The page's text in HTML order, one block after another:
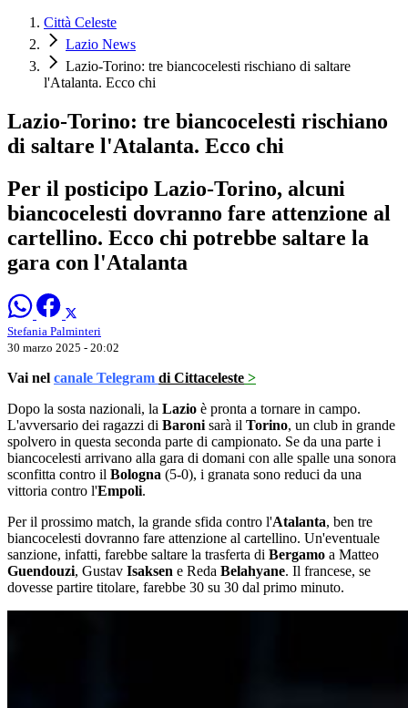
Città Celeste
Lazio News
Lazio-Torino: tre biancocelesti rischiano di saltare
l'Atalanta. Ecco chi
Lazio-Torino: tre biancocelesti rischiano
di saltare l'Atalanta. Ecco chi
Per il posticipo Lazio-Torino, alcuni
biancocelesti dovranno fare attenzione al
cartellino. Ecco chi potrebbe saltare la
gara con l'Atalanta
Stefania Palminteri
30 marzo 2025 - 20:02
Vai nel canale Telegram di Cittaceleste >
Dopo la sosta nazionali, la Lazio è pronta a tornare in campo.
L'avversario dei ragazzi di Baroni sarà il Torino, un club in grande
spolvero in questa seconda parte di campionato. Se da una parte i
biancocelesti arrivano alla gara di domani con alle spalle una sonora
sconfitta contro il Bologna (5-0), i granata sono reduci da una
vittoria contro l'Empoli.
Per il prossimo match, la grande sfida contro l'Atalanta, ben tre
biancocelesti dovranno fare attenzione al cartellino. Un'eventuale
sanzione, infatti, farebbe saltare la trasferta di Bergamo a Matteo
Guendouzi, Gustav Isaksen e Reda Belahyane. Il francese, se
dovesse partire titolare, farebbe 30 su 30 dal primo minuto.